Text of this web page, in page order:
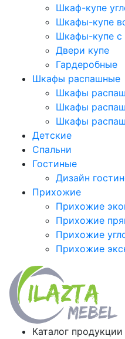
Шкаф-купе
Шкафы-купе
Шкафы-купе с
Двери купе
Гардеробные
Шкафы распашные
Шкафы
Шкафы
Шкафы
Детские
Спальни
Гостиные
Дизайн
Прихожие
Прихожие
Прихожие
Прихожие
Прихожие
Каталог продукции